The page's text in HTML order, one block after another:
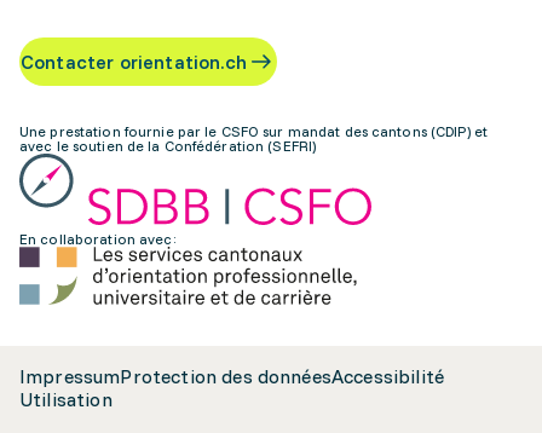
Contacter orientation.ch
Une prestation fournie par le CSFO sur mandat des cantons (CDIP) et
avec le soutien de la Confédération (SEFRI)
En collaboration avec:
ImpressumProtection des donnéesAccessibilité
Utilisation